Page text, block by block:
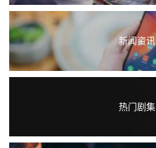
新闻资讯
热门剧集